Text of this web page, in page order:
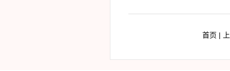
首页 |